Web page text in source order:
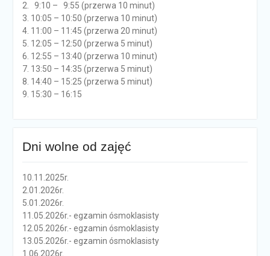
2. 9:10 – 9:55 (przerwa 10 minut)
3. 10:05 – 10:50 (przerwa 10 minut)
4. 11:00 – 11:45 (przerwa 20 minut)
5. 12:05 – 12:50 (przerwa 5 minut)
6. 12:55 – 13:40 (przerwa 10 minut)
7. 13:50 – 14:35 (przerwa 5 minut)
8. 14:40 – 15:25 (przerwa 5 minut)
9. 15:30 – 16:15
Dni wolne od zajęć
10.11.2025r.
2.01.2026r.
5.01.2026r.
11.05.2026r.- egzamin ósmoklasisty
12.05.2026r.- egzamin ósmoklasisty
13.05.2026r.- egzamin ósmoklasisty
1.06.2026r.